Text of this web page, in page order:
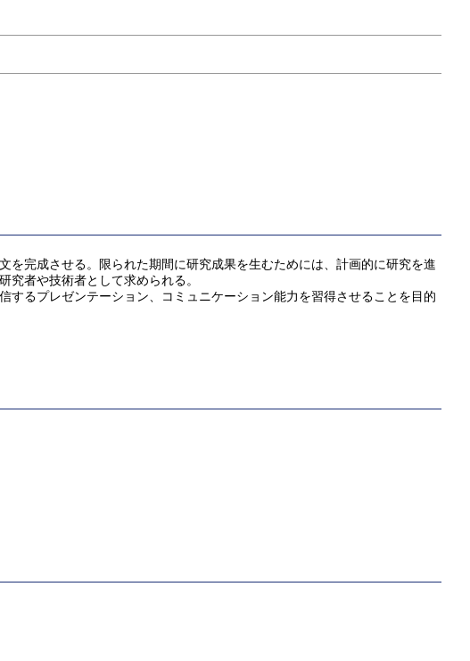
完成させる。限られた期間に研究成果を生むためには、計画的に研究を進
者や技術者として求められる。
るプレゼンテーション、コミュニケーション能力を習得させることを目的